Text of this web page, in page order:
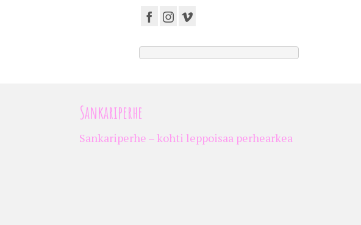
Sankariperhe
Sankariperhe – kohti leppoisaa perhearkea